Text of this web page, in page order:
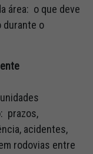
área: o que deve
durante o
prazos,
acidentes,
rodovias entre